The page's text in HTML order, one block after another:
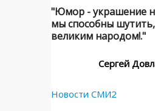
"Юмор - украшение
мы способны
великим народом!."
Сергей
Новости СМИ2